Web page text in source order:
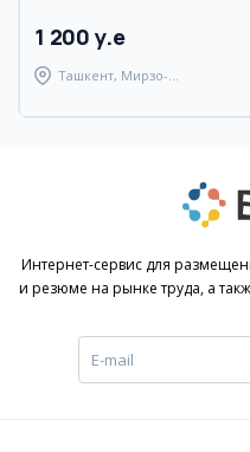
и техникой
1 200 y.e
Ташкент, Мирзо-
Интернет-сервис для
и резюме на рынке труда, а